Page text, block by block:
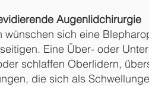
Augenlidchirurgie
wünschen sich eine
Eine Über- oder
schlaffen Oberlidern,
die sich als